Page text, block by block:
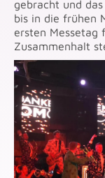
gebracht und
bis in die frühen
ersten Messetag
Zusammenhalt